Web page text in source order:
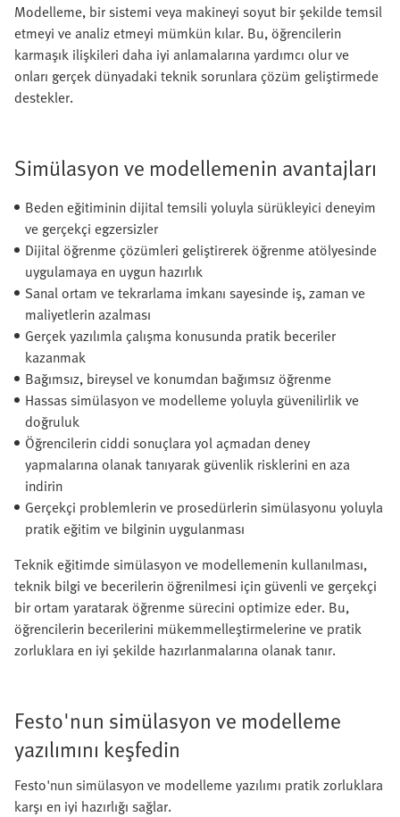
Modelleme, bir sistemi veya makineyi soyut bir şekilde temsil
etmeyi ve analiz etmeyi mümkün kılar. Bu, öğrencilerin
karmaşık ilişkileri daha iyi anlamalarına yardımcı olur ve
onları gerçek dünyadaki teknik sorunlara çözüm geliştirmede
destekler.
Simülasyon ve modellemenin avantajları
Beden eğitiminin dijital temsili yoluyla sürükleyici deneyim
ve gerçekçi egzersizler
Dijital öğrenme çözümleri geliştirerek öğrenme atölyesinde
uygulamaya en uygun hazırlık
Sanal ortam ve tekrarlama imkanı sayesinde iş, zaman ve
maliyetlerin azalması
Gerçek yazılımla çalışma konusunda pratik beceriler
kazanmak
Bağımsız, bireysel ve konumdan bağımsız öğrenme
Hassas simülasyon ve modelleme yoluyla güvenilirlik ve
doğruluk
Öğrencilerin ciddi sonuçlara yol açmadan deney
yapmalarına olanak tanıyarak güvenlik risklerini en aza
indirin
Gerçekçi problemlerin ve prosedürlerin simülasyonu yoluyla
pratik eğitim ve bilginin uygulanması
Teknik eğitimde simülasyon ve modellemenin kullanılması,
teknik bilgi ve becerilerin öğrenilmesi için güvenli ve gerçekçi
bir ortam yaratarak öğrenme sürecini optimize eder. Bu,
öğrencilerin becerilerini mükemmelleştirmelerine ve pratik
zorluklara en iyi şekilde hazırlanmalarına olanak tanır.
Festo'nun simülasyon ve modelleme
yazılımını keşfedin
Festo'nun simülasyon ve modelleme yazılımı pratik zorluklara
karşı en iyi hazırlığı sağlar.